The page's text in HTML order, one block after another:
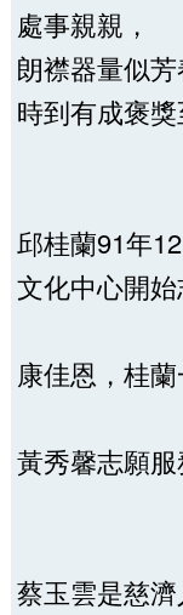
處事親親，
朗襟器量似芳
時到有成褒獎
邱桂蘭91年
文化中心開
康佳恩，桂
黃秀馨志願服
蔡玉雲是慈